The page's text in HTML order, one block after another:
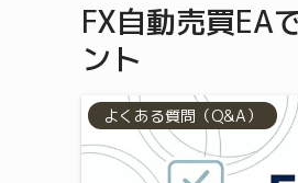
FX自動売買EA
ント
よくある質問（Q&A）